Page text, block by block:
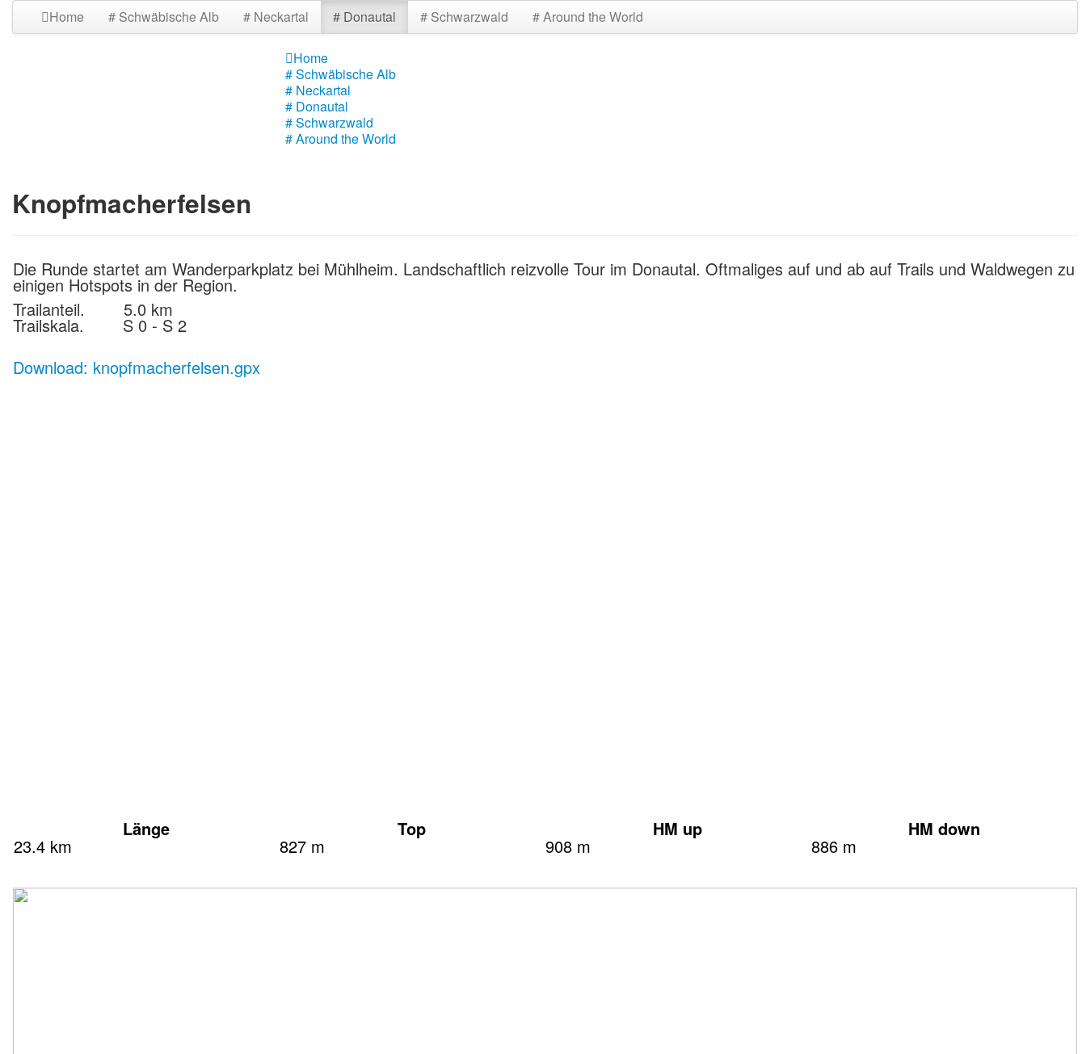
Home # Schwäbische Alb # Neckartal # Donautal # Schwarzwald # Around the World
Home
# Schwäbische Alb
# Neckartal
# Donautal
# Schwarzwald
# Around the World
Knopfmacherfelsen
Die Runde startet am Wanderparkplatz bei Mühlheim. Landschaftlich reizvolle Tour im Donautal. Oftmaliges auf und ab auf Trails und Waldwegen zu
einigen Hotspots in der Region.
Trailanteil. 5.0 km
Trailskala. S 0 - S 2
Download: knopfmacherfelsen.gpx
Länge Top HM up HM down
23.4 km 827 m 908 m 886 m